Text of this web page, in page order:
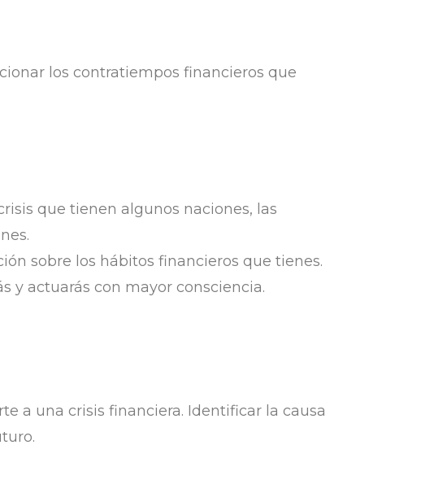
los contratiempos financieros que
que tienen algunos naciones, las
sobre los hábitos financieros que tienes.
y actuarás con mayor consciencia.
a una crisis financiera. Identificar la causa